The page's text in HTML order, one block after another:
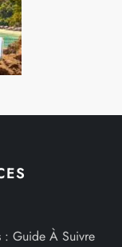
: Guide À Suivre